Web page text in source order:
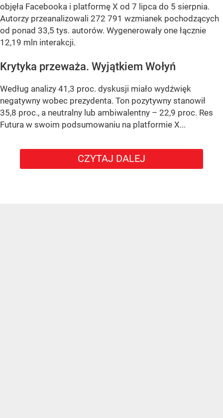
objęła Facebooka i platformę X od 7 lipca do 5 sierpnia.
Autorzy przeanalizowali 272 791 wzmianek pochodzących
od ponad 33,5 tys. autorów. Wygenerowały one łącznie
12,19 mln interakcji.
Krytyka przeważa. Wyjątkiem Wołyń
Według analizy 41,3 proc. dyskusji miało wydźwięk
negatywny wobec prezydenta. Ton pozytywny stanowił
35,8 proc., a neutralny lub ambiwalentny – 22,9 proc. Res
Futura w swoim podsumowaniu na platformie X...
CZYTAJ DALEJ